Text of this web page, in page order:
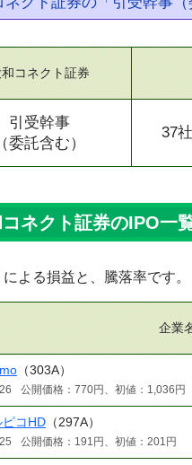
和コネクト証券
引受幹事
（委託含む）
37社
ネクト証券のIPO一
よる損益と、騰落率です。
企業
（303A）
公開価格：770円、初値：1,036円
ピコHD （297A）
公開価格：191円、初値：201円